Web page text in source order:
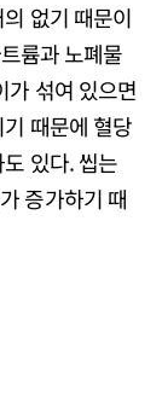
없기 때문이
륨과 노폐물
가 섞여 있으면
때문에 혈당
있다. 씹는
증가하기 때